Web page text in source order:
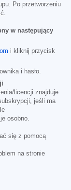
Po przetworzeniu
w następujący
i kliknij przycisk
i hasło.
licencji znajduje
jeśli ma
osobno.
się z pomocą
na stronie